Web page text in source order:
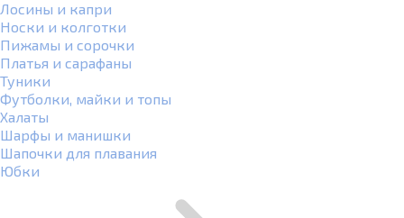
Лосины и капри
Носки и колготки
Пижамы и сорочки
Платья и сарафаны
Туники
Футболки, майки и топы
Халаты
Шарфы и манишки
Шапочки для плавания
Юбки